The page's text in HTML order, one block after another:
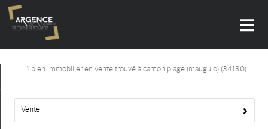
1 bien immobilier en vente trouvé à carnon plage (mauguio) (34130)
Vente